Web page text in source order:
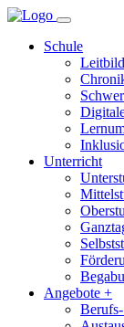
Schule
Leitbild
Unterricht
Angebote +